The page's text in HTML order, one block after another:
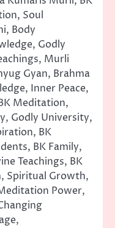
Soul
Body
Godly
Murli
Gyan, Brahma
Inner Peace,
Meditation,
Godly University,
BK
BK Family,
Teachings, BK
Spiritual Growth,
Power,